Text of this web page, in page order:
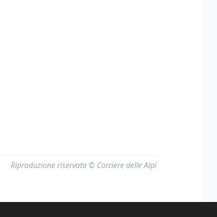
Riproduzione riservata © Corriere delle Alpi